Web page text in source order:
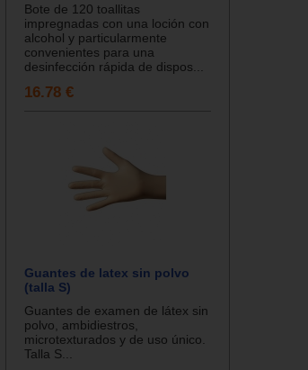
Bote de 120 toallitas
impregnadas con una loción con
alcohol y particularmente
convenientes para una
desinfección rápida de dispos...
16.78 €
Guantes de latex sin polvo
(talla S)
Guantes de examen de látex sin
polvo, ambidiestros,
microtexturados y de uso único.
Talla S...